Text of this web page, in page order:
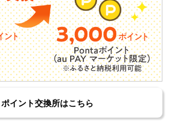
ポイント交換所はこちら